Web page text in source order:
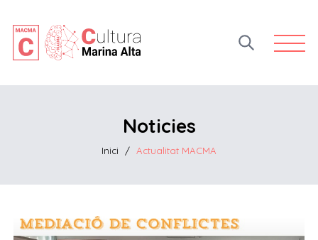
Open
Noticies
Inici / Actualitat MACMA